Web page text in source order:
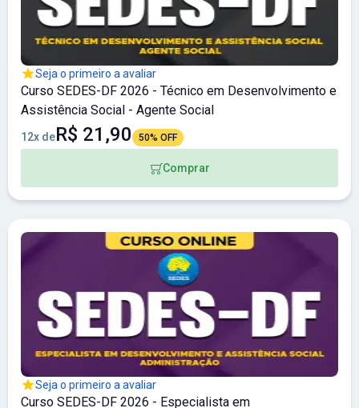
Seja o primeiro a avaliar
Curso SEDES-DF 2026 - Técnico em Desenvolvimento e
Assistência Social - Agente Social
12x deR$ 21,90 50% OFF
Comprar
Seja o primeiro a avaliar
Curso SEDES-DF 2026 - Especialista em